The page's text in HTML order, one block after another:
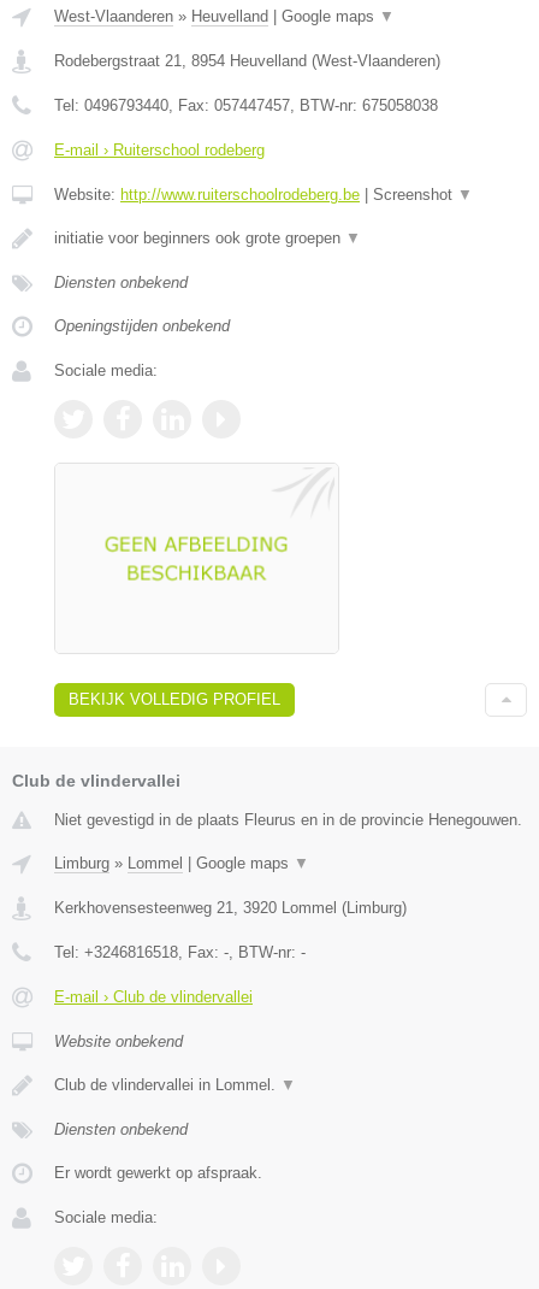
West-Vlaanderen » Heuvelland Google maps ▼
Rodebergstraat 21 8954 Heuvelland (West-Vlaanderen)
Tel: 0496793440 , Fax: 057447457 , BTW-nr: 675058038
E-mail › Ruiterschool rodeberg
Website: http://www.ruiterschoolrodeberg.be Screenshot ▼
initiatie voor beginners ook grote groepen ▼
Diensten onbekend
Openingstijden onbekend
Sociale media:
BEKIJK VOLLEDIG PROFIEL
Club de vlindervallei
Niet gevestigd in de plaats Fleurus en in de provincie Henegouwen.
Limburg » Lommel | Google maps ▼
Kerkhovensesteenweg 21 3920 Lommel (Limburg)
Tel: +3246816518 , Fax: - , BTW-nr: -
E-mail › Club de vlindervallei
Website onbekend
Club de vlindervallei in Lommel. ▼
Diensten onbekend
Er wordt gewerkt op afspraak.
Sociale media: